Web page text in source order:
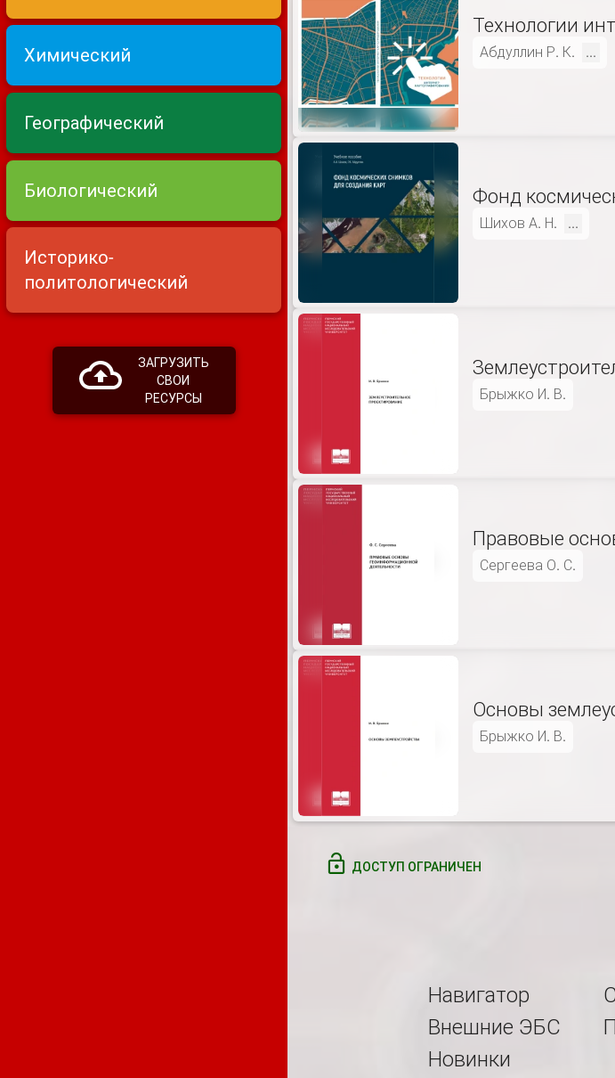
Химический
Географический
Биологический
Историко-
политологический
ЗАГРУЗИТЬ
СВОИ
РЕСУРСЫ
Технологии
Абдуллин Р. К. ...
Фонд
Шихов А. Н. ...
Брыжко И. В.
Правовые
Сергеева О. С.
Основы
Брыжко И. В.
ДОСТУП ОГРАНИЧЕН
Навигатор
Внешние ЭБС
Новинки